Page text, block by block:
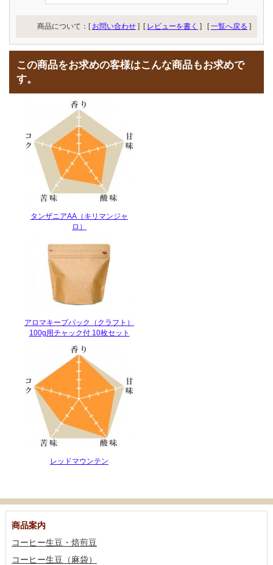
商品について：[ お問い合わせ ] [ レビューを書く ] [一覧へ戻る ]
この商品をお求めの客様はこんな商品もお求めで
す。
タンザニアAA（キリマンジャ
ロ）
アロマキープパック（クラフト）
100g用チャック付 10枚セット
レッドマウンテン
商品案内
コーヒー生豆・焙煎豆
コーヒー生豆（麻袋）